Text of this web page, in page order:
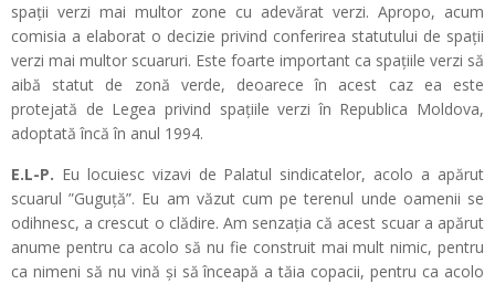
spații verzi mai multor zone cu adevărat verzi. Apropo, acum
comisia a elaborat o decizie privind conferirea statutului de spații
verzi mai multor scuaruri. Este foarte important ca spațiile verzi să
aibă statut de zonă verde, deoarece în acest caz ea este
protejată de Legea privind spațiile verzi în Republica Moldova,
adoptată încă în anul 1994.
E.L-P. Eu locuiesc vizavi de Palatul sindicatelor, acolo a apărut
scuarul ”Guguță”. Eu am văzut cum pe terenul unde oamenii se
odihnesc, a crescut o clădire. Am senzația că acest scuar a apărut
anume pentru ca acolo să nu fie construit mai mult nimic, pentru
ca nimeni să nu vină și să înceapă a tăia copacii, pentru ca acolo